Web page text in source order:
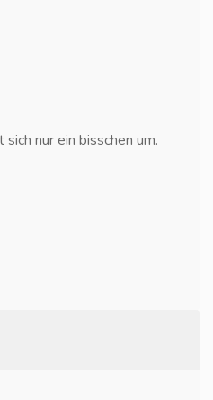
nur ein bisschen um.